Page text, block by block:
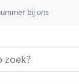
bij ons